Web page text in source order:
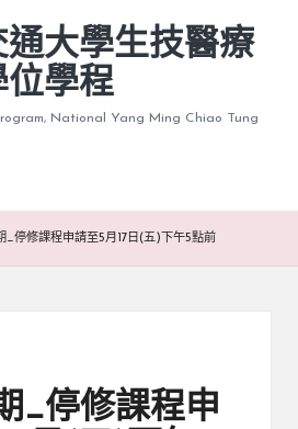
通大學生技醫療
位學程
National Yang Ming Chiao Tung
期_停修課程申請至5月17日(五)下午5點前
_停修課程申